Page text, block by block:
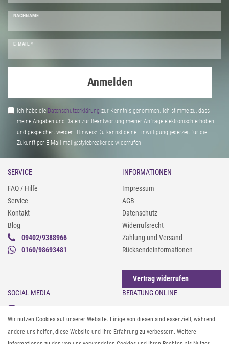
NACHNAME
E-MAIL *
Anmelden
Ich habe die Daten­schutz­erklärung zur Kenntnis genommen. Ich stimme zu, dass
meine Angaben und Daten zur Beantwortung meiner Anfrage elektronisch erhoben
und gespeichert werden. Hinweis: Du kannst deine Einwilligung jederzeit für die
Zukunft per E-Mail mail@stylebreaker.de widerrufen
SERVICE
FAQ / Hilfe
Service
Kontakt
Blog
09402/9388966
0160/98693481
INFORMATIONEN
Impressum
AGB
Datenschutz
Widerrufsrecht
Zahlung und Versand
Rücksendeinformationen
Vertrag widerrufen
SOCIAL MEDIA
Instagram
Facebook
Pinterest
BERATUNG ONLINE
Gürtel messen & kürzen
Sonnenbrillen & UV-Schutz
Textilpflege
Wir nutzen Cookies auf unserer Website. Einige von diesen sind essenziell, während
andere uns helfen, diese Website und Ihre Erfahrung zu verbessern. Weitere